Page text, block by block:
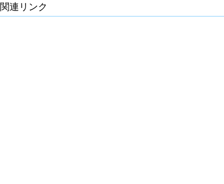
関連リンク